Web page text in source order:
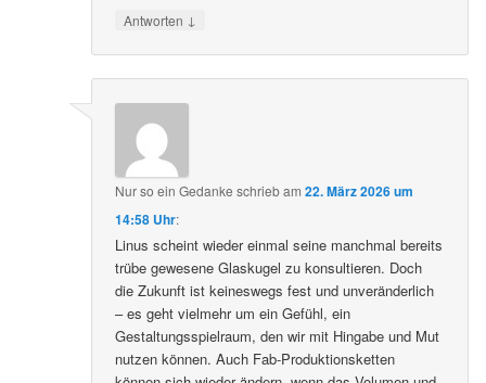
Antworten ↓
Nur so ein Gedanke schriebam22. März 2026 um
14:58 Uhr:
Linus scheint wieder einmal seine manchmal bereits
trübe gewesene Glaskugel zu konsultieren. Doch
die Zukunft ist keineswegs fest und unveränderlich
– es geht vielmehr um ein Gefühl, ein
Gestaltungsspielraum, den wir mit Hingabe und Mut
nutzen können. Auch Fab-Produktionsketten